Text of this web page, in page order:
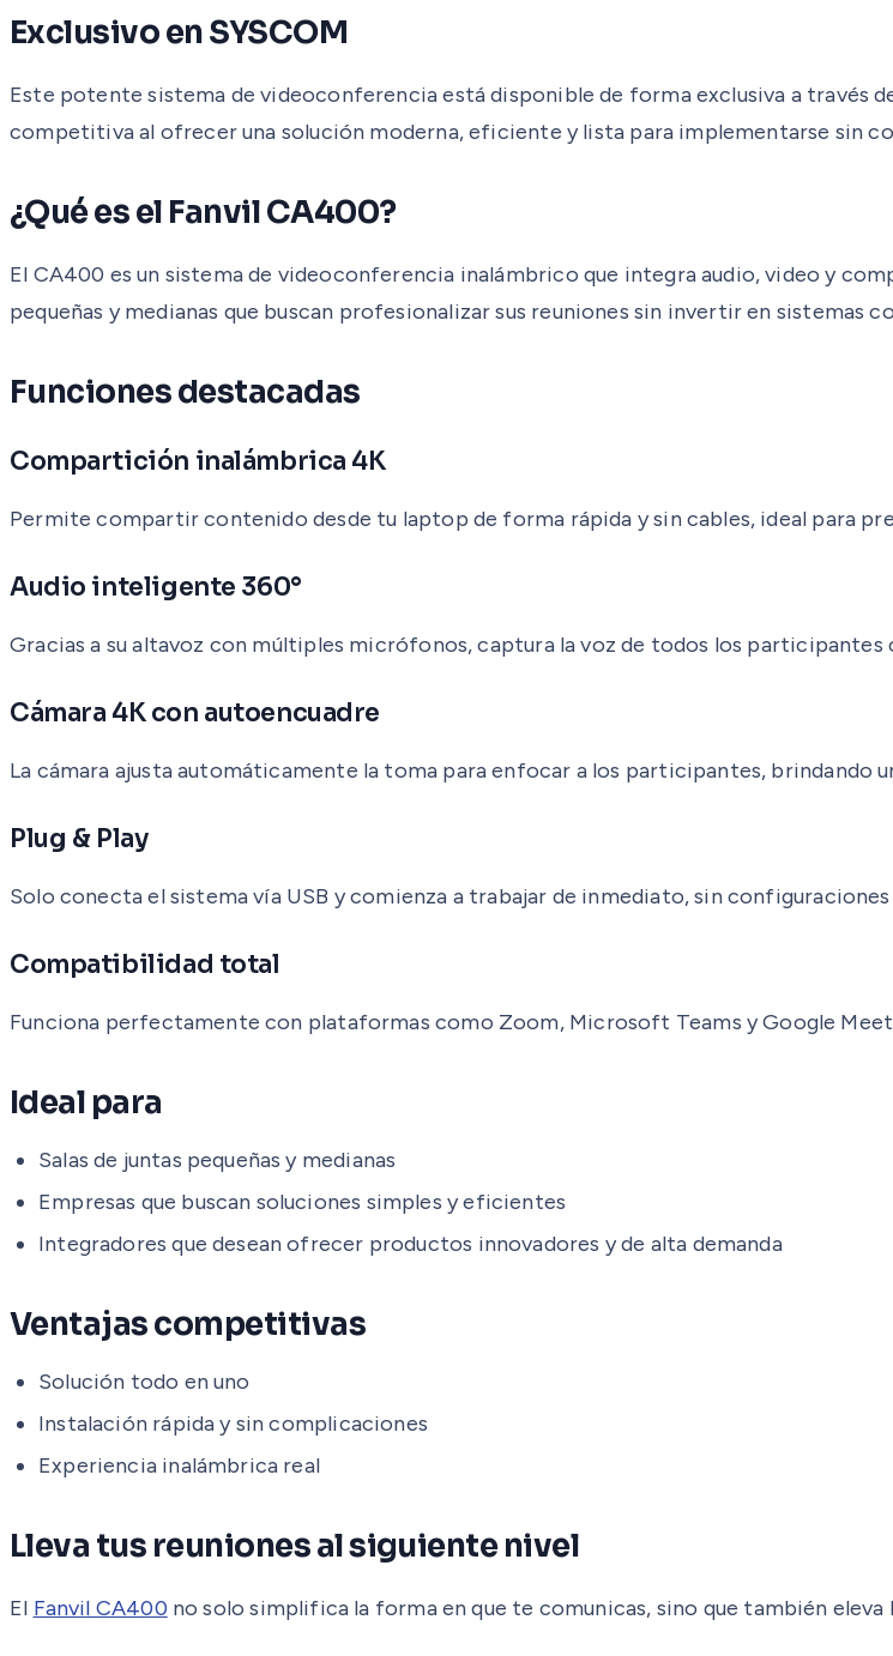
Exclusivo en SYSCOM
Este potente sistema de videoconferencia está disponible de forma exclusiva a través
competitiva al ofrecer una solución moderna, eficiente y lista para implementarse sin
¿Qué es el Fanvil CA400?
El CA400 es un sistema de videoconferencia inalámbrico que integra audio, video y
pequeñas y medianas que buscan profesionalizar sus reuniones sin invertir en sistemas
Funciones destacadas
Compartición inalámbrica 4K
Permite compartir contenido desde tu laptop de forma rápida y sin cables, ideal para
Audio inteligente 360°
Gracias a su altavoz con múltiples micrófonos, captura la voz de todos los
Cámara 4K con autoencuadre
La cámara ajusta automáticamente la toma para enfocar a los participantes, brindando
Plug & Play
Solo conecta el sistema vía USB y comienza a trabajar de inmediato, sin
Compatibilidad total
Funciona perfectamente con plataformas como Zoom, Microsoft Teams y Google
Ideal para
Salas de juntas pequeñas y medianas
Empresas que buscan soluciones simples y eficientes
Integradores que desean ofrecer productos innovadores y de alta demanda
Ventajas competitivas
Solución todo en uno
Instalación rápida y sin complicaciones
Experiencia inalámbrica real
Lleva tus reuniones al siguiente nivel
El Fanvil CA400 no solo simplifica la forma en que te comunicas, sino que también